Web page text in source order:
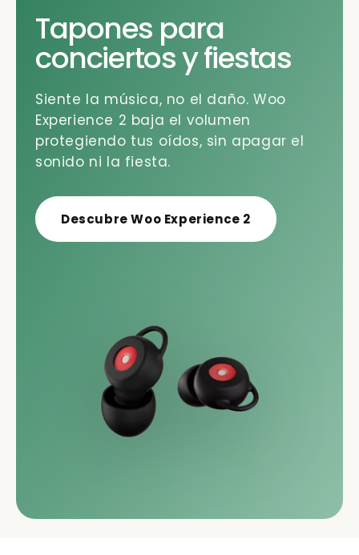
Tapones para
conciertos y fiestas
Siente la música, no el daño. Woo
Experience 2 baja el volumen
protegiendo tus oídos, sin apagar el
sonido ni la fiesta.
Descubre Woo Experience 2